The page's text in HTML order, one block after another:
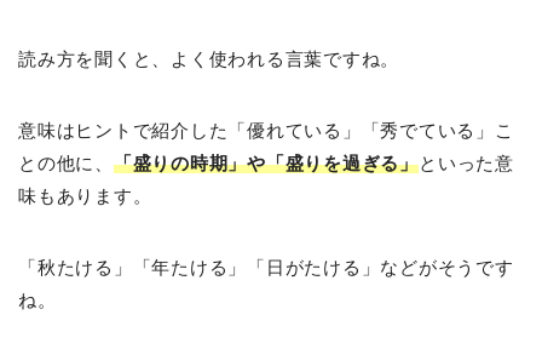
読み方を聞くと、よく使われる言葉ですね。
意味はヒントで紹介した「優れている」「秀でている」こ
との他に、 「盛りの時期」や「盛りを過ぎる」といった意
味もあります。
「秋たける」「年たける」「日がたける」などがそうです
ね。